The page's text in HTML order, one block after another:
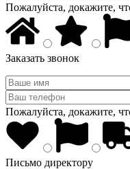
Пожалуйста, докажите,
Заказать звонок
Пожалуйста, докажите,
Письмо директору